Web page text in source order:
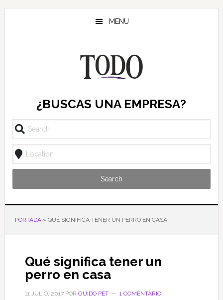
Saltar
Saltar
Saltar
MENU
¿BUSCAS UNA EMPRESA?
Search
PORTADA» QUÉ SIGNIFICA TENER UN PERRO EN CASA
Qué significa tener un
perro en casa
11 JULIO, 2017POR GUIDO PET 1 COMENTARIO